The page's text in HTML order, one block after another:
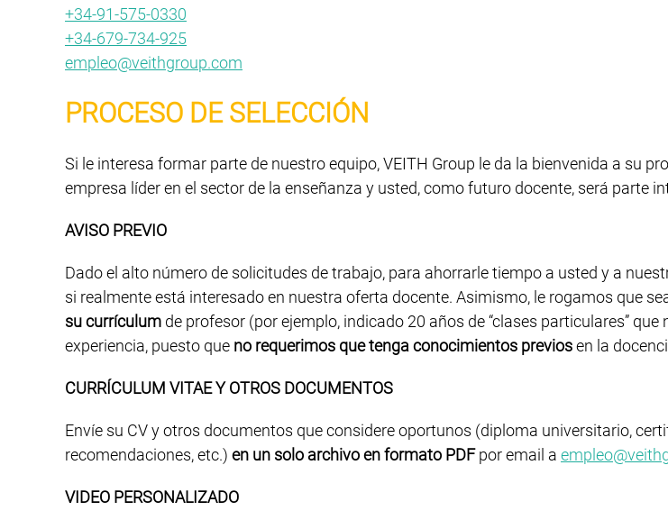
+34-91-575-0330
+34-679-734-925
empleo@veithgroup.com
PROCESO DE SELECCIÓN
Si le interesa formar parte de nuestro equipo, VEITH Group le da la bienvenida a su
empresa líder en el sector de la enseñanza y usted, como futuro docente, será parte
AVISO PREVIO
Dado el alto número de solicitudes de trabajo, para ahorrarle tiempo a usted y a
si realmente está interesado en nuestra oferta docente. Asimismo, le rogamos que
su currículum de profesor (por ejemplo, indicado 20 años de “clases particulares”
experiencia, puesto que no requerimos que tenga conocimientos previosen la
CURRÍCULUM VITAE Y OTROS DOCUMENTOS
Envíe su CV y otros documentos que considere oportunos (diploma universitario,
recomendaciones, etc.) en un solo archivo en formato PDFpor email a
VIDEO PERSONALIZADO